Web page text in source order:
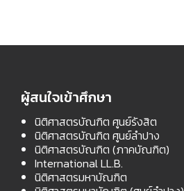
ผู้สนใจเข้าศึกษา
นิติศาสตรบัณฑิต ศูนย์รังสิต
นิติศาสตรบัณฑิต ศูนย์ลำปาง
นิติศาสตรบัณฑิต (ภาคบัณฑิต)
International LL.B.
นิติศาสตรมหาบัณฑิต